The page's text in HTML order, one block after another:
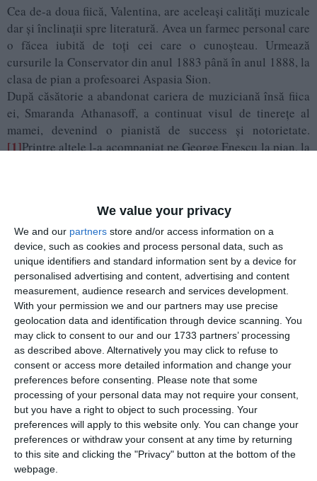
We value your privacy
We and our partners store and/or access information on a
device, such as cookies and process personal data, such as
unique identifiers and standard information sent by a device for
personalised advertising and content, advertising and content
measurement, audience research and services development.
With your permission we and our partners may use precise
geolocation data and identification through device scanning. You
may click to consent to our and our 1733 partners’ processing
as described above. Alternatively you may click to refuse to
consent or access more detailed information and change your
preferences before consenting.
Please note that some
processing of your personal data may not require your consent,
but you have a right to object to such processing. Your
preferences will apply to this website only. You can change your
preferences or withdraw your consent at any time by returning
to this site and clicking the "Privacy" button at the bottom of the
webpage.
Cea de-a doua fiică, Valentina, are aceleași calități muzicale
dar și înclinații spre literatură. Avea un farmec personal care
o făcea iubită de toți cei care o cunoșteau. Urmează
cursurile la Conservator din anul 1883 până în anul 1888, la
clasa de pian a profesoarei Aspasia Sion.
După căsătorie a abandonat cariera de muziciană însă fiica
ei, Smaranda Athanasoff, a continuat visul de tinerețe al
mamei, devenind o pianistă de success și notorietate.
[1]Printre altele l-a acompaniat pe George Enescu la pian, la
Florica, mezina copiilor lui Gavriil, născută la 21
mai 1887, Iași – d. 19 martie 1969 București, devine o
renumită pianistă și profesoară de pian, considerată unul
din fondatorii școlii române de pian. Apropiată a lui George
Enescu și Dinu Lipatti, pe care îi acompaniază în mari
concerte, se înscrie ca o personalitate de prim rang a culturii
muzicale românești. În acest climat cultural s-a dezvoltat
Valentina, botezată și Valenția.
Fuga după ursit
Acolo, pe scena operei din Iași, Valentina și-a cunoscut
ursitul, au cântat împreună și s-au căsătorit. Baritonul
Cristea Georgescu pleacă împreună cu tânăra lui soție la